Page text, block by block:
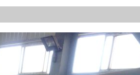
止损坏其它筛机部件或其他相关设备。 ●及
了处理不当或在弹簧圈中堆积物料之外，在正
使用寿命，一个弹簧出现故障可表明整套弹
议：如果发现一个弹簧有故障，那么，要更
簧。 ●在每次换筛板时，要检查侧板、横